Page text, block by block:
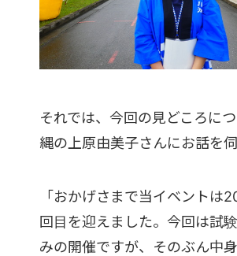
それでは、今回の見どころに
縄の上原由美子さんにお話を
「おかげさまで当イベントは
回目を迎えました。今回は試
みの開催ですが、そのぶん中